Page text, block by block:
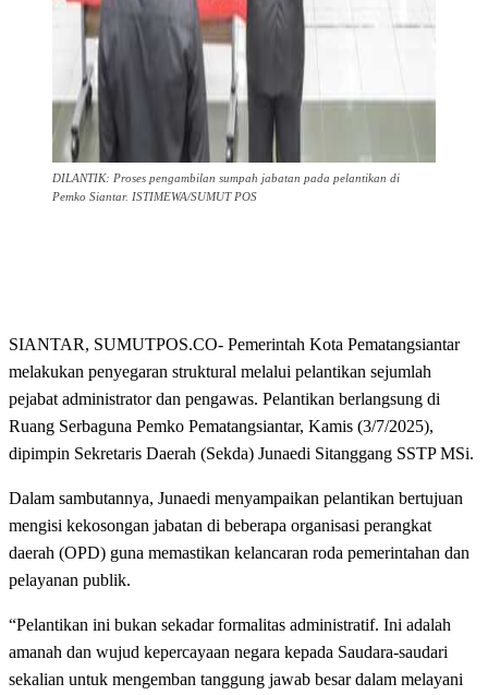
DILANTIK: Proses pengambilan sumpah jabatan pada pelantikan di
Pemko Siantar. ISTIMEWA/SUMUT POS
SIANTAR, SUMUTPOS.CO- Pemerintah Kota Pematangsiantar
melakukan penyegaran struktural melalui pelantikan sejumlah
pejabat administrator dan pengawas. Pelantikan berlangsung di
Ruang Serbaguna Pemko Pematangsiantar, Kamis (3/7/2025),
dipimpin Sekretaris Daerah (Sekda) Junaedi Sitanggang SSTP MSi.
Dalam sambutannya, Junaedi menyampaikan pelantikan bertujuan
mengisi kekosongan jabatan di beberapa organisasi perangkat
daerah (OPD) guna memastikan kelancaran roda pemerintahan dan
pelayanan publik.
“Pelantikan ini bukan sekadar formalitas administratif. Ini adalah
amanah dan wujud kepercayaan negara kepada Saudara-saudari
sekalian untuk mengemban tanggung jawab besar dalam melayani